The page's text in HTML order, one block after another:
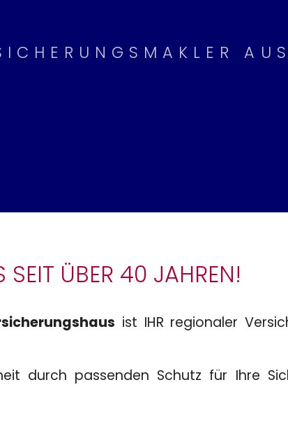
ÜBER 40 JAHREN!
ist IHR regionaler
durch passenden Schutz für Ihre